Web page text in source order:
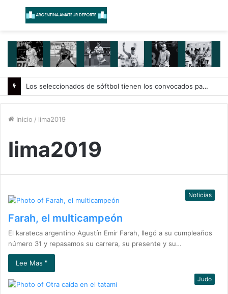
Menú
Los seleccionados de sóftbol tienen los convocados para los Juegos Suramericanos 2026
Inicio / lima2019
lima2019
Noticias
Farah, el multicampeón
El karateca argentino Agustín Emir Farah, llegó a su cumpleaños
número 31 y repasamos su carrera, su presente y su…
Lee Mas "
Judo